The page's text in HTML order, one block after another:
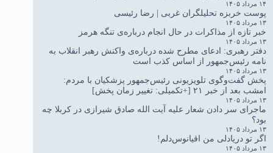
۱۴ مرداد ۱۴۰۵
پوست خربزه تحلیلگران غربی | رضا رئیسی
۱۳ مرداد ۱۴۰۵
خبر تازه از مذاکرات در حال انجام درباره‌ی تنگه هرمز
۱۳ مرداد ۱۴۰۵
دفتر رهبری: ادعای مطرح شده درباره‌ی واکنش رهبر انقلاب به
نامه رئیس‌جمهور از اساس کذب است
۱۳ مرداد ۱۴۰۵
پخش گفت‌وگوی تلویزیونی رئیس‌جمهور پزشکیان با مردم:
امشب بعد از خبر ۲۱ [+تکمیلی: تغییر زمان پخش]
۱۳ مرداد ۱۴۰۵
ماجرای سر دادن شعار علیه آیت الله صادق شیرازی در کربلا چه
بود؟
۱۳ مرداد ۱۴۰۵
اگر تو دریادلی من اقیانوس‌دلم!
۱۳ مرداد ۱۴۰۵